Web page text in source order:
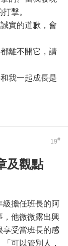
擊。
實的道歉，會
離不開它，請
我一起成長是
19#
及觀點
級擔任班長的阿
，他微微露出興
享受當班長的感
可以管別人，